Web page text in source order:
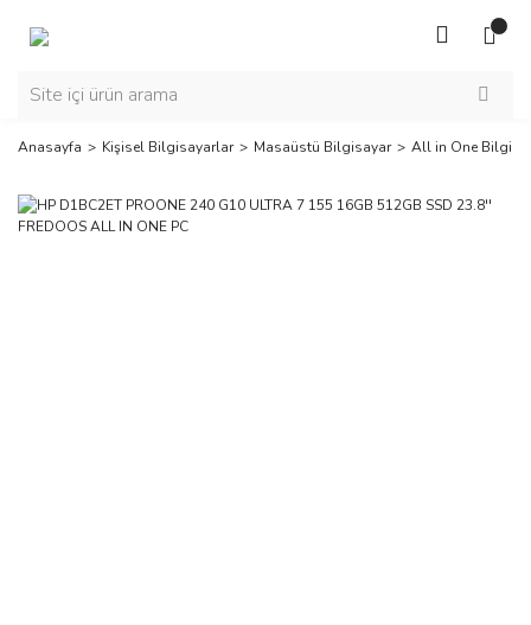
Anasayfa Kişisel Bilgisayarlar Masaüstü Bilgisayar All in One